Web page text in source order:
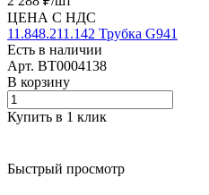
ЦЕНА С НДС
11.848.211.142 Трубка G941
Есть в наличии
Арт. BT0004138
В корзину
Купить в 1 клик
Быстрый просмотр